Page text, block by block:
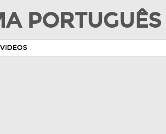
PORTUGUÊS